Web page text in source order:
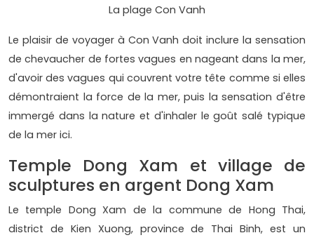
La plage Con Vanh
Le plaisir de voyager à Con Vanh doit inclure la sensation
de chevaucher de fortes vagues en nageant dans la mer,
d'avoir des vagues qui couvrent votre tête comme si elles
démontraient la force de la mer, puis la sensation d'être
immergé dans la nature et d'inhaler le goût salé typique
de la mer ici.
Temple Dong Xam et village de
sculptures en argent Dong Xam
Le temple Dong Xam de la commune de Hong Thai,
district de Kien Xuong, province de Thai Binh, est un